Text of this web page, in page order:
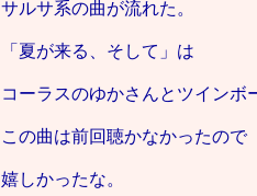
サルサ系の曲が流れた。
「夏が来る、そして」は
コーラスのゆかさんとツインボ
この曲は前回聴かなかったので
嬉しかったな。